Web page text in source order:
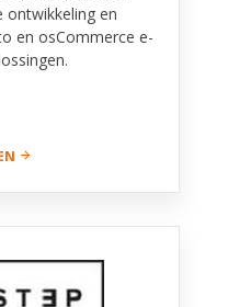
ontwikkeling en
en osCommerce e-